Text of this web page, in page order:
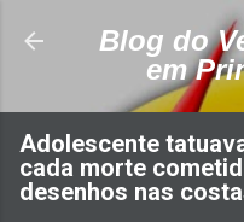
Pular para
Blog do
em
Adolescente
cada morte
desenhos nas